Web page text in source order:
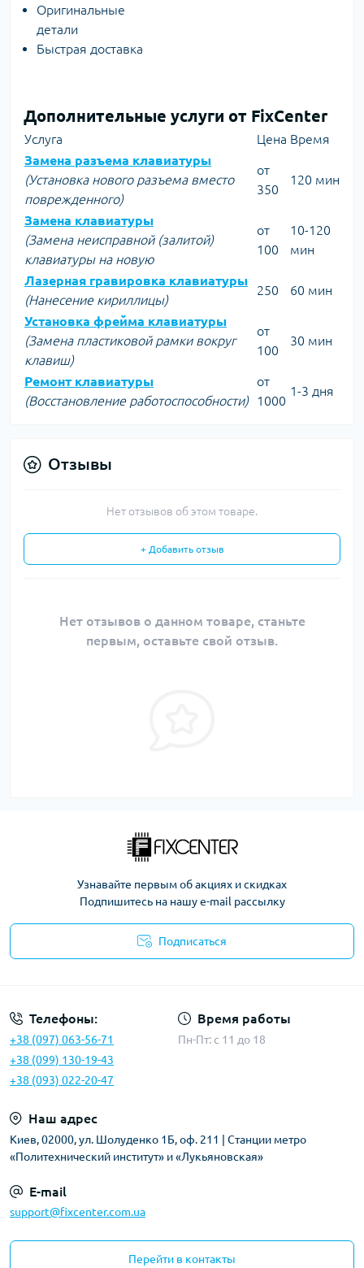
Оригинальные
детали
Быстрая доставка
Дополнительные услуги от FixCenter
Услуга Цена Время
Замена разъема клавиатуры
(Установка нового разъема вместо
поврежденного)
от
350
120 мин
Замена клавиатуры
(Замена неисправной (залитой)
клавиатуры на новую
от
100
10-120
мин
Лазерная гравировка клавиатуры
(Нанесение кириллицы)
250 60 мин
Установка фрейма клавиатуры
(Замена пластиковой рамки вокруг
клавиш)
от
100
30 мин
Ремонт клавиатуры
(Восстановление работоспособности)
от
1000
1-3 дня
Отзывы
Нет отзывов об этом товаре.
+ Добавить отзыв
Нет отзывов о данном товаре, станьте
первым, оставьте свой отзыв.
Узнавайте первым об акциях и скидках
Подпишитесь на нашу e-mail рассылку
Подписаться
Телефоны:
+38 (097) 063-56-71
+38 (099) 130-19-43
+38 (093) 022-20-47
Время работы
Пн-Пт: c 11 до 18
Наш адрес
Киев, 02000, ул. Шолуденко 1Б, оф. 211 | Станции метро
«Политехнический институт» и «Лукьяновская»
E-mail
support@fixcenter.com.ua
Перейти в контакты